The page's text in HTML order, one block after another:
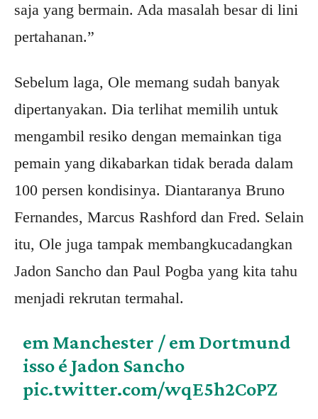
saja yang bermain. Ada masalah besar di lini
pertahanan.”
Sebelum laga, Ole memang sudah banyak
dipertanyakan. Dia terlihat memilih untuk
mengambil resiko dengan memainkan tiga
pemain yang dikabarkan tidak berada dalam
100 persen kondisinya. Diantaranya Bruno
Fernandes, Marcus Rashford dan Fred. Selain
itu, Ole juga tampak membangkucadangkan
Jadon Sancho dan Paul Pogba yang kita tahu
menjadi rekrutan termahal.
em Manchester / em Dortmund
isso é Jadon Sancho
pic.twitter.com/wqE5h2CoPZ